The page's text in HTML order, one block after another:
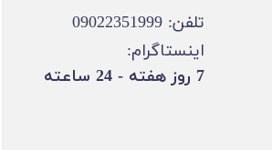
تلفن: 09022351999
اینستاگرام:
​7 روز هفته - 24 ساعته ​​​​​​​